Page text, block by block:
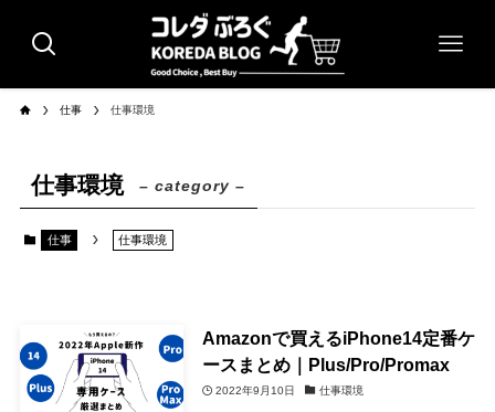
仕事 仕事環境
仕事環境 – category –
仕事 仕事環境
Amazonで買えるiPhone14定番ケ
ースまとめ｜Plus/Pro/Promax
2022年9月10日 仕事環境